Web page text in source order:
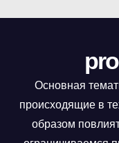
Основная
происходящие в
образом